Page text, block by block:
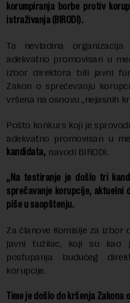
korumpiranja borbe protiv
istraživanja (BIRODI).
Ta nevladina
adekvatno promovisan u
izbor direktora bili javni
Zakon o sprečevanju
vršena na osnovu „nejasnih
Pošto konkurs koji je
adekvatno promovisan u
kandidata, navodi BIRODI.
„Na testiranje je došlo tri
sprečavanje korupcije, aktuelni
piše u saopštenju.
Za članove Komisije za
javni tužilac, koji su kao
postupanja budućeg
korupcije.
Time je došlo do kršenja